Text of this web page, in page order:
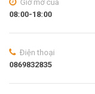
Giờ mở của
08:00-18:00
Điện thoại
0869832835